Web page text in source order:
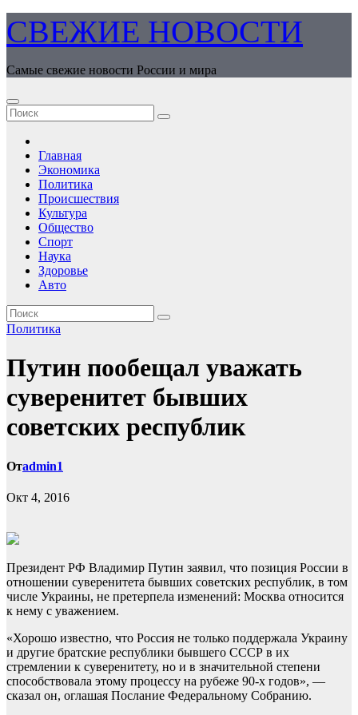
Перейти
к
содержимому
СВЕЖИЕ НОВОСТИ
Самые свежие новости России и мира
Главная
Экономика
Политика
Происшествия
Культура
Общество
Спорт
Наука
Здоровье
Авто
Политика
Путин пообещал уважать
суверенитет бывших
советских республик
Отadmin1
Окт 4, 2016
Президент РФ Владимир Путин заявил, что позиция России в
отношении суверенитета бывших советских республик, в том
числе Украины, не претерпела изменений: Москва относится
к нему с уважением.
«Хорошо известно, что Россия не только поддержала Украину
и другие братские республики бывшего СССР в их
стремлении к суверенитету, но и в значительной степени
способствовала этому процессу на рубеже 90-х годов», —
сказал он, оглашая Послание Федеральному Собранию.